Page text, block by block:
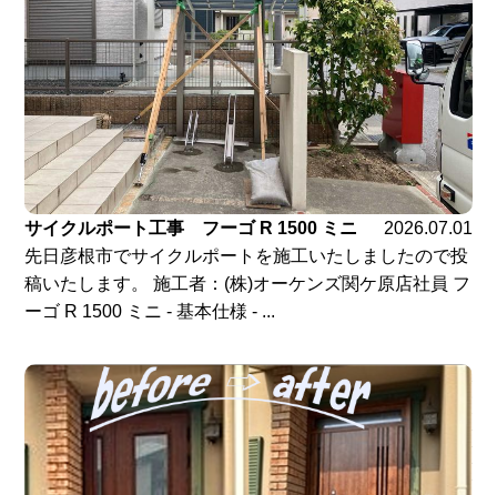
サイクルポート工事 フーゴ R 1500 ミニ
2026.07.01
先日彦根市でサイクルポートを施工いたしましたので投
稿いたします。 施工者：(株)オーケンズ関ケ原店社員 フ
ーゴ R 1500 ミニ - 基本仕様 - ...